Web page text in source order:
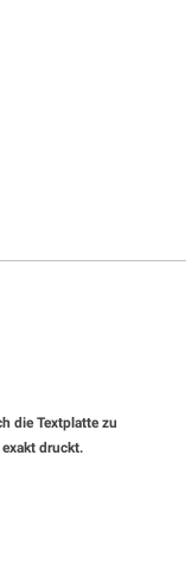
die Textplatte zu
druckt.